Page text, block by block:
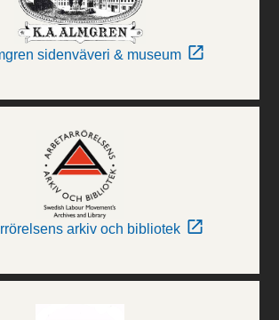
sidenväveri & museum
arkiv och bibliotek